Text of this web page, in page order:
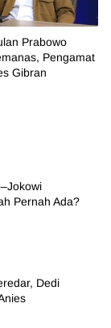
Prabowo
Pengamat
Gibran
Pernah Ada?
Dedi